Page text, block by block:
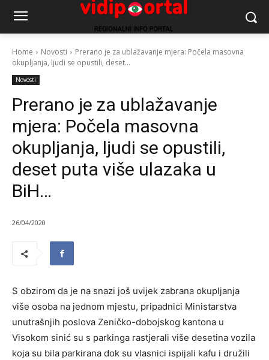
Home Novosti
Prerano je za ublažavanje mjera: Počela masovna
okupljanja, ljudi se opustili, deset...
Novosti
Prerano je za ublažavanje
mjera: Počela masovna
okupljanja, ljudi se opustili,
deset puta više ulazaka u
BiH…
26/04/2020
S obzirom da je na snazi još uvijek zabrana okupljanja
više osoba na jednom mjestu, pripadnici Ministarstva
unutrašnjih poslova Zeničko-dobojskog kantona u
Visokom sinić su s parkinga rastjerali više desetina vozila
koja su bila parkirana dok su vlasnici ispijali kafu i družili